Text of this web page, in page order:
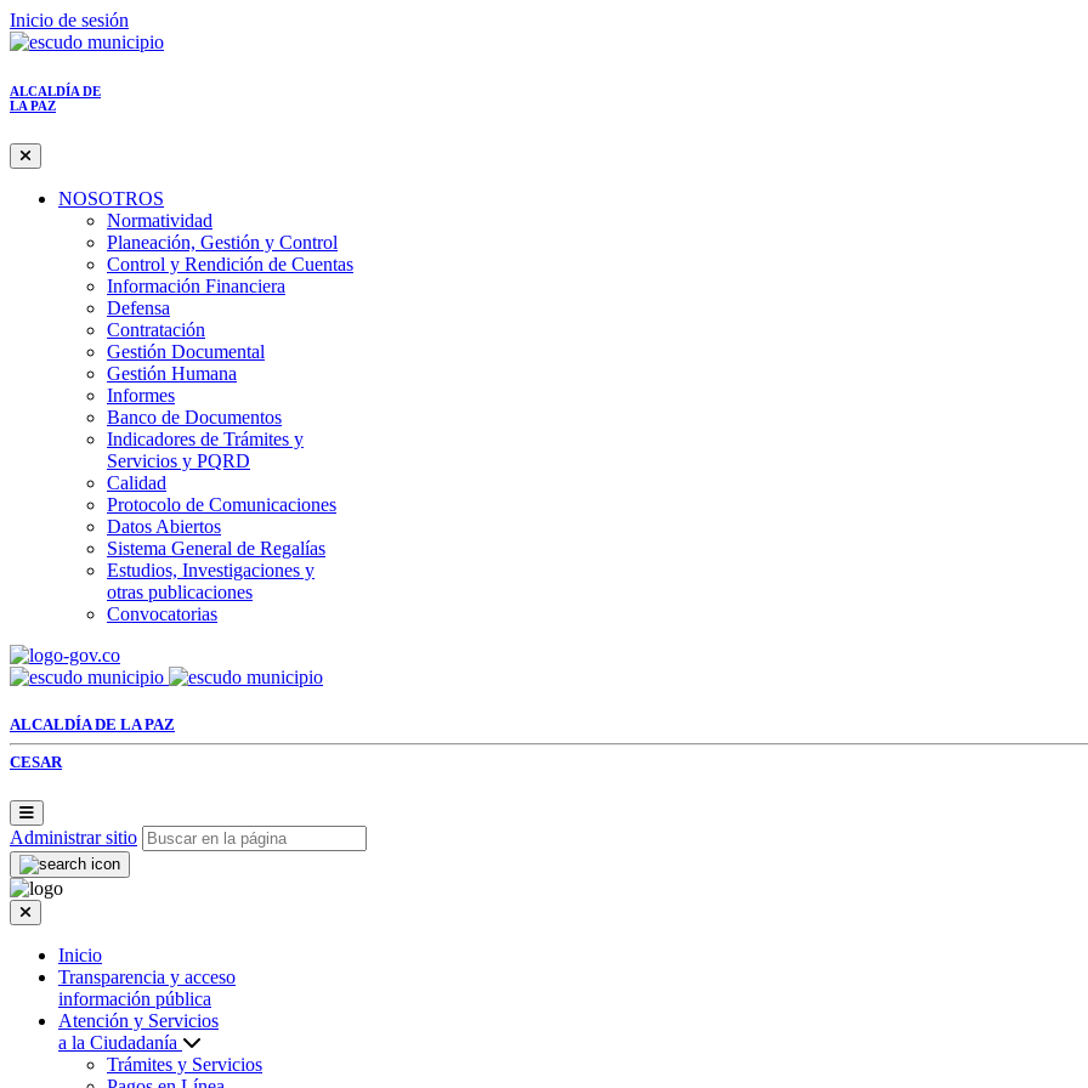
Inicio de sesión
ALCALDÍA DE
LA PAZ
NOSOTROS
Normatividad
Planeación, Gestión y Control
Control y Rendición de Cuentas
Información Financiera
Defensa
Contratación
Gestión Documental
Gestión Humana
Informes
Banco de Documentos
Indicadores de Trámites y
Servicios y PQRD
Calidad
Protocolo de Comunicaciones
Datos Abiertos
Sistema General de Regalías
Estudios, Investigaciones y
otras publicaciones
Convocatorias
ALCALDÍA DE LA PAZ
CESAR
Administrar sitio
Inicio
Transparencia y acceso
información pública
Atención y Servicios
a la Ciudadanía
Trámites y Servicios